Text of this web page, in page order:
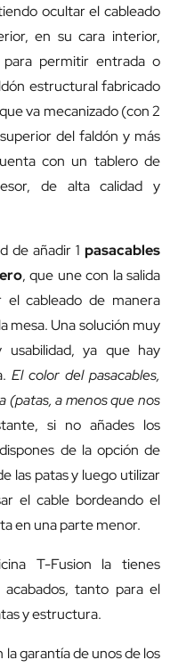
ocultar el cableado
en su cara interior,
para permitir entrada o
estructural fabricado
va mecanizado (con 2
del faldón y más
con un tablero de
de alta calidad y
de añadir 1 pasacables
, que une con la salida
el cableado de manera
mesa. Una solución muy
ya que hay
El color del pasacables,
(patas, a menos que nos
si no añades los
de la opción de
las patas y luego utilizar
el cable bordeando el
en una parte menor.
T-Fusion la tienes
tanto para el
y estructura.
garantía de unos de los